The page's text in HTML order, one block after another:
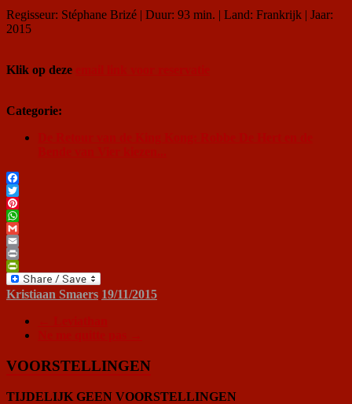
Regisseur: Stéphane Brizé | Duur: 93 min. | Land: Frankrijk | Jaar:
2015
Klik op deze
Categorie:
Facebook
Twitter
Pinterest
WhatsApp
Gmail
Email
Print
PrintFriendly
Kristiaan Smaers 19/11/2015
VOORSTELLINGEN
TIJDELIJK GEEN VOORSTELLINGEN